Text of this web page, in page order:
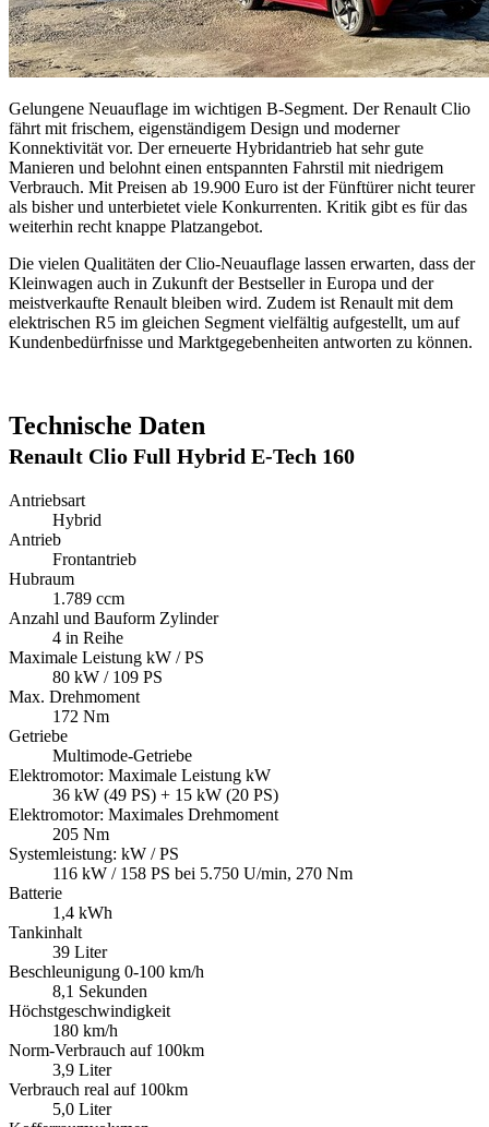
Gelungene Neuauflage im wichtigen B-Segment. Der Renault Clio
fährt mit frischem, eigenständigem Design und moderner
Konnektivität vor. Der erneuerte Hybridantrieb hat sehr gute
Manieren und belohnt einen entspannten Fahrstil mit niedrigem
Verbrauch. Mit Preisen ab 19.900 Euro ist der Fünftürer nicht teurer
als bisher und unterbietet viele Konkurrenten. Kritik gibt es für das
weiterhin recht knappe Platzangebot.
Die vielen Qualitäten der Clio-Neuauflage lassen erwarten, dass der
Kleinwagen auch in Zukunft der Bestseller in Europa und der
meistverkaufte Renault bleiben wird. Zudem ist Renault mit dem
elektrischen R5 im gleichen Segment vielfältig aufgestellt, um auf
Kundenbedürfnisse und Marktgegebenheiten antworten zu können.
Technische Daten
Renault Clio Full Hybrid E-Tech 160
Antriebsart
Hybrid
Antrieb
Frontantrieb
Hubraum
1.789 ccm
Anzahl und Bauform Zylinder
4 in Reihe
Maximale Leistung kW / PS
80 kW / 109 PS
Max. Drehmoment
172 Nm
Getriebe
Multimode-Getriebe
Elektromotor: Maximale Leistung kW
36 kW (49 PS) + 15 kW (20 PS)
Elektromotor: Maximales Drehmoment
205 Nm
Systemleistung: kW / PS
116 kW / 158 PS bei 5.750 U/min, 270 Nm
Batterie
1,4 kWh
Tankinhalt
39 Liter
Beschleunigung 0-100 km/h
8,1 Sekunden
Höchstgeschwindigkeit
180 km/h
Norm-Verbrauch auf 100km
3,9 Liter
Verbrauch real auf 100km
5,0 Liter